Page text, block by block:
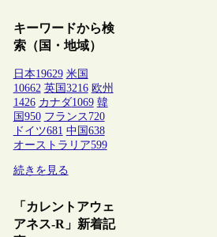
キーワードから検
索（国・地域）
日本19629 米国
10662 英国 3216 欧州
1426 カナダ1069 韓
国 950 フランス 720
ドイツ681 中国 638
オーストラリア599
続きを見る
「カレントアウェ
アネス-R」新着記